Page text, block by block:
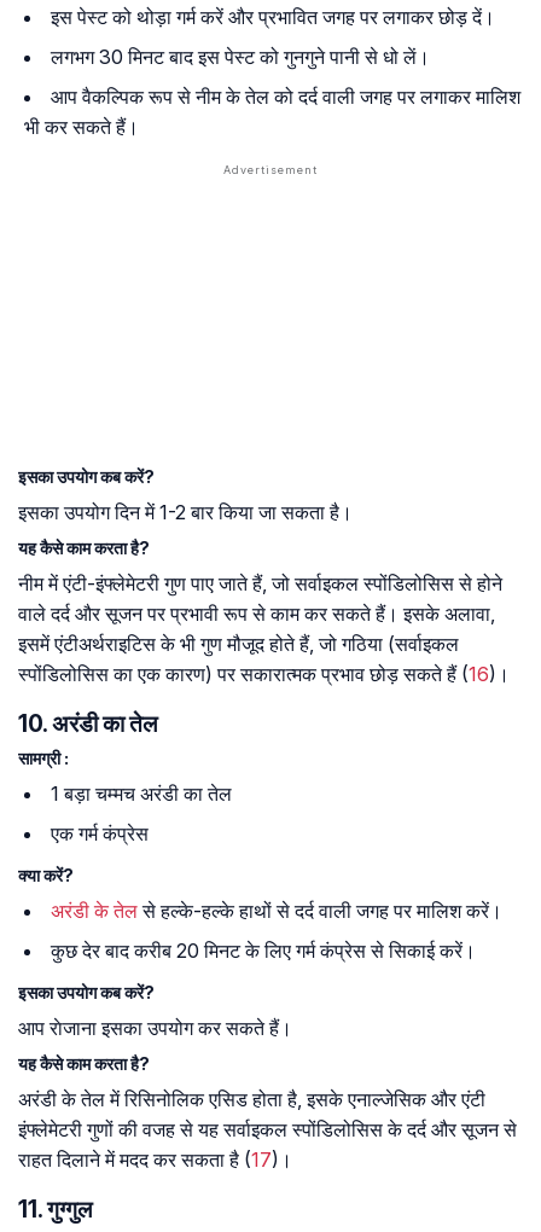
इस पेस्ट को थोड़ा गर्म करें और प्रभावित जगह पर लगाकर छोड़ दें।
लगभग 30 मिनट बाद इस पेस्ट को गुनगुने पानी से धो लें।
आप वैकल्पिक रूप से नीम के तेल को दर्द वाली जगह पर लगाकर मालिश
भी कर सकते हैं।
इसका उपयोग कब करें?
इसका उपयोग दिन में 1-2 बार किया जा सकता है।
यह कैसे काम करता है?
नीम में एंटी-इंफ्लेमेटरी गुण पाए जाते हैं, जो सर्वाइकल स्पोंडिलोसिस से होने
वाले दर्द और सूजन पर प्रभावी रूप से काम कर सकते हैं। इसके अलावा,
इसमें एंटीअर्थराइटिस के भी गुण मौजूद होते हैं, जो गठिया (सर्वाइकल
स्पोंडिलोसिस का एक कारण) पर सकारात्मक प्रभाव छोड़ सकते हैं (16)।
10. अरंडी का तेल
सामग्री :
1 बड़ा चम्मच अरंडी का तेल
एक गर्म कंप्रेस
क्या करें?
अरंडी के तेलसे हल्के-हल्के हाथों से दर्द वाली जगह पर मालिश करें।
कुछ देर बाद करीब 20 मिनट के लिए गर्म कंप्रेस से सिकाई करें।
इसका उपयोग कब करें?
आप राेजाना इसका उपयोग कर सकते हैं।
यह कैसे काम करता है?
अरंडी के तेल में रिसिनोलिक एसिड होता है, इसके एनाल्जेसिक और एंटी
इंफ्लेमेटरी गुणों की वजह से यह सर्वाइकल स्पोंडिलोसिस के दर्द और सूजन से
राहत दिलाने में मदद कर सकता है (17)।
11. गुग्गुल